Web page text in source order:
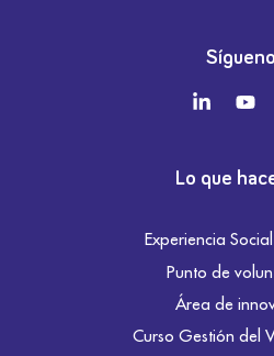
Lo que
Experiencia
Punto de
Área de
Curso Gestión del